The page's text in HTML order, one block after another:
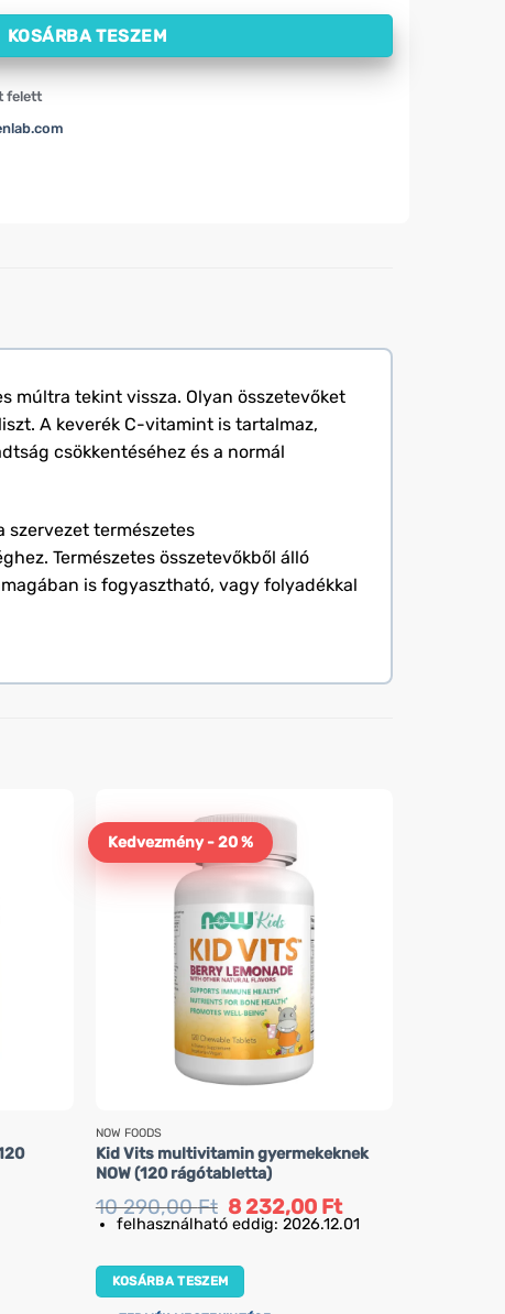
KOSÁRBA TESZEM
felett
múltra tekint vissza. Olyan összetevőket
A keverék C-vitamint is tartalmaz,
csökkentéséhez és a normál
szervezet természetes
Természetes összetevőkből álló
is fogyasztható, vagy folyadékkal
Kedvezmény - 20 %
NOW FOODS
Kid Vits multivitamin gyermekeknek
NOW (120 rágótabletta)
10 290,00Ft
Original
price
was:
290,00 Ft.
8 232,00 FtCurrent
price
is:
felhasználható eddig: 2026.12.01
KOSÁRBA TESZEM